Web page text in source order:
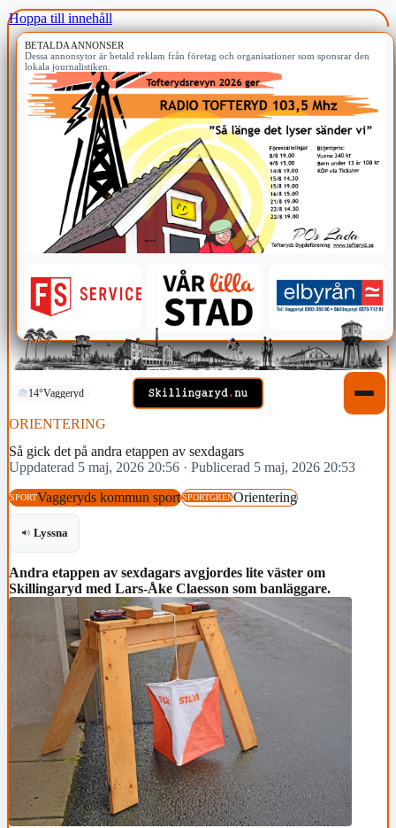
Hoppa till innehåll
BETALDA ANNONSER
Dessa annonsytor är betald reklam från företag och organisationer som sponsrar den
lokala journalistiken.
14°Vaggeryd
ORIENTERING
Så gick det på andra etappen av sexdagars
Uppdaterad 5 maj, 2026 20:56 · Publicerad 5 maj, 2026 20:53
SPORTVaggeryds kommun sportSPORTGRENOrientering
Lyssna
Andra etappen av sexdagars avgjordes lite väster om
Skillingaryd med Lars-Åke Claesson som banläggare.